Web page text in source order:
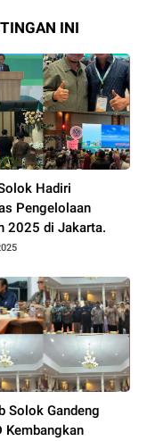
INI
Hadiri
Pengelolaan
2025 di Jakarta.
Solok Gandeng
Kembangkan